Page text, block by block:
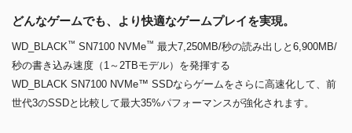
どんなゲームでも、より快適なゲームプレイを実現。
WD_BLACK™ SN7100 NVMe™ 最大7,250MB/秒の読み出しと6,900MB/
秒の書き込み速度（1～2TBモデル）を発揮する
WD_BLACK SN7100 NVMe™ SSDならゲームをさらに高速化して、前
世代3のSSDと比較して最大35%パフォーマンスが強化されます。